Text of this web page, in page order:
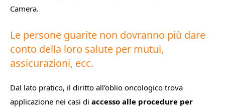
Camera.
Le persone guarite non dovranno più dare
conto della loro salute per mutui,
assicurazioni, ecc.
Dal lato pratico, il diritto all’oblio oncologico trova
applicazione nei casi di accesso alle procedure per